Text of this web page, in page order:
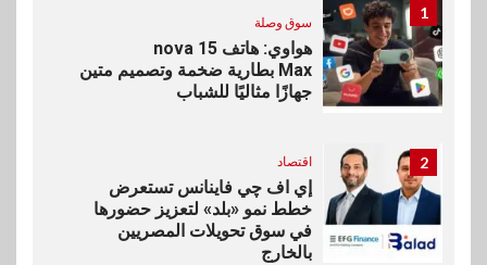
1
سوق وصلة
هواوي: هاتف nova 15
Max بطارية ضخمة وتصميم متين
جهازًا مثاليًا للشباب
2 اقتصاد
إي اف چي فاينانس تستعرض
خطط نمو «بلد» لتعزيز حضورها
في سوق تحويلات المصريين
بالخارج